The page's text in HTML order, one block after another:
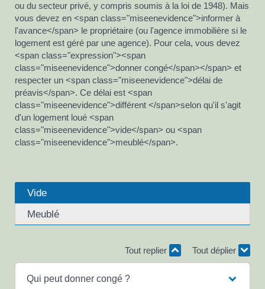
ou du secteur privé, y compris soumis à la loi de 1948). Mais
vous devez en <span class="miseenevidence">informer à
l'avance</span> le propriétaire (ou l'agence immobilière si le
logement est géré par une agence). Pour cela, vous devez
<span class="expression"><span
class="miseenevidence">donner congé</span></span> et
respecter un <span class="miseenevidence">délai de
préavis</span>. Ce délai est <span
class="miseenevidence">différent </span>selon qu'il s'agit
d'un logement loué <span
class="miseenevidence">vide</span> ou <span
class="miseenevidence">meublé</span>.
Vide
Meublé
Tout replier Tout déplier
Qui peut donner congé ?